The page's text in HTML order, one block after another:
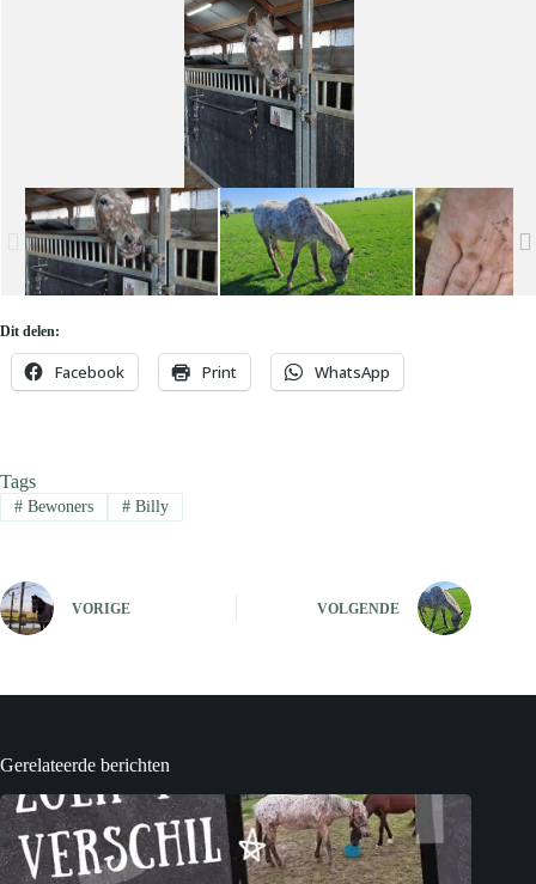
Dit delen:
Facebook Print WhatsApp
Tags
#Bewoners #Billy
VORIGE VOLGENDE
Gerelateerde berichten